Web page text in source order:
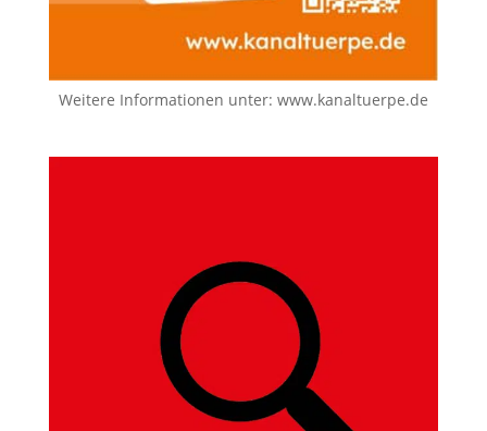
Weitere Informationen unter: www.kanaltuerpe.de